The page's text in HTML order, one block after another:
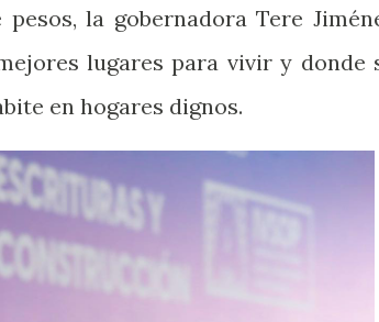
la gobernadora Tere
lugares para vivir y donde
en hogares dignos.